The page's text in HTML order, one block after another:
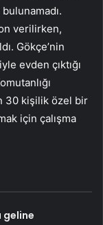
verilirken,
Gökçe’nin
evden çıktığı
30 kişilik özel bir
için çalışma
geline